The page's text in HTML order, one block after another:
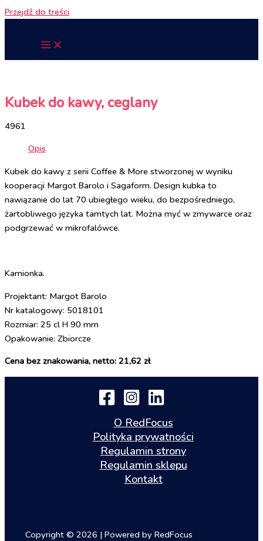
Przejdź do treści
Kubek do kawy, ceglany
4961
Opis
Kubek do kawy z serii Coffee & More stworzonej w wyniku
kooperacji Margot Barolo i Sagaform. Design kubka to
nawiązanie do lat 70 ubiegłego wieku, do bezpośredniego,
żartobliwego języka tamtych lat. Można myć w zmywarce oraz
podgrzewać w mikrofalówce.
Kamionka.
Projektant: Margot Barolo
Nr katalogowy: 5018101
Rozmiar: 25 cl H 90 mm
Opakowanie: Zbiorcze
Cena bez znakowania, netto: 21,62 zł
O RedFocus
Polityka prywatności
Regulamin strony
Regulamin sklepu
Kontakt
Copyright © 2026 | Powered by RedFocus